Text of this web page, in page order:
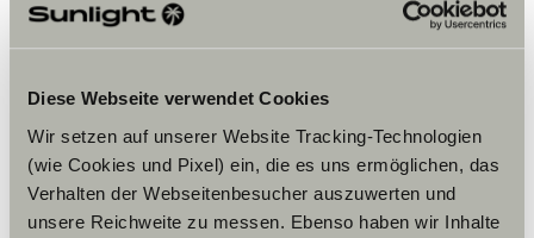
Diese Webseite verwendet Cookies
Wir setzen auf unserer Website Tracking-Technologien
(wie Cookies und Pixel) ein, die es uns ermöglichen, das
Verhalten der Webseitenbesucher auszuwerten und
unsere Reichweite zu messen. Ebenso haben wir Inhalte
Accepter venligst
marketingcookies for at se
indholdet.